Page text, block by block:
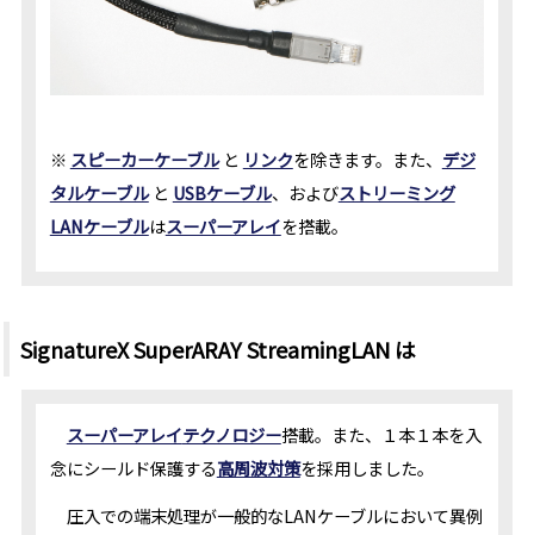
※ スピーカーケーブルと リンクを除きます。また、 デジ
タルケーブルと USBケーブル、およびストリーミング
LANケーブルはスーパーアレイを搭載。
SignatureX SuperARAY StreamingLAN は
スーパーアレイテクノロジー搭載。また、１本１本を入
念にシールド保護する高周波対策を採用しました。
圧入での端末処理が一般的なLANケーブルにおいて異例